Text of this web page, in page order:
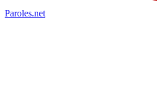
Paroles.net